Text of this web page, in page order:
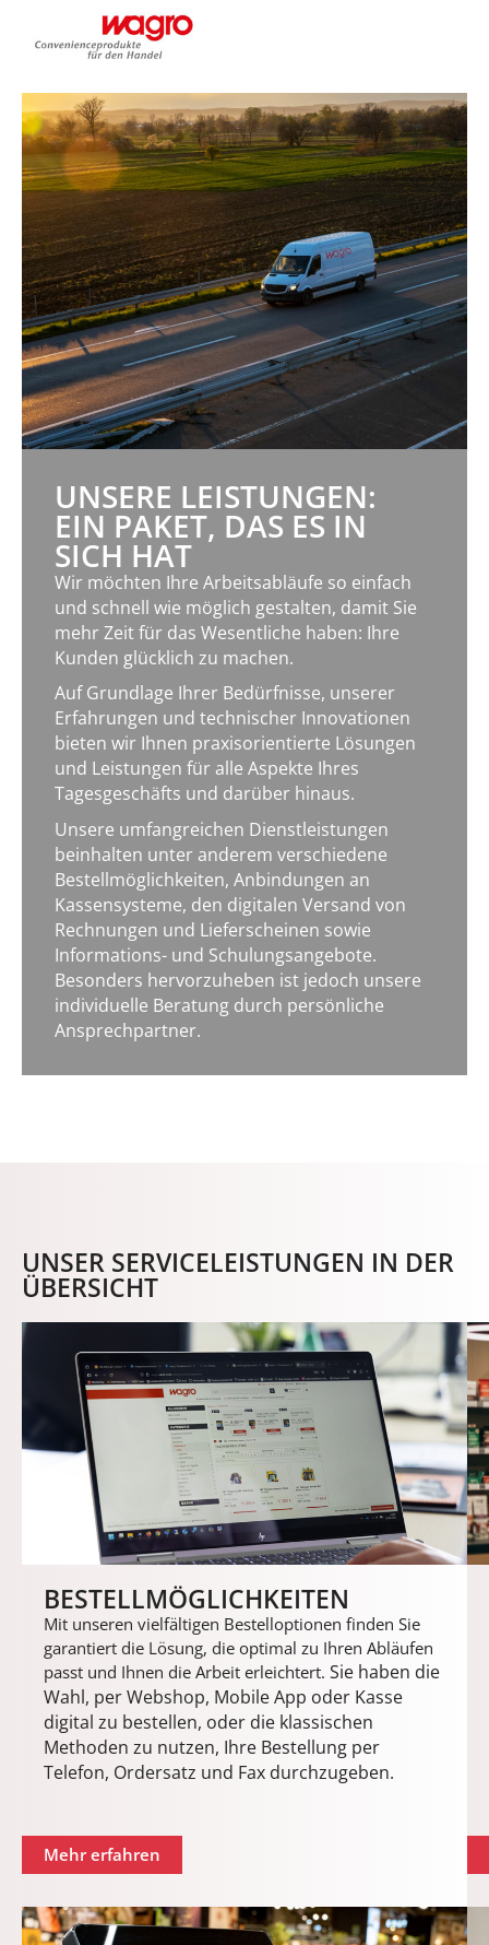
UNSERE LEISTUNGEN:
EIN PAKET, DAS ES IN
SICH HAT
Wir möchten Ihre Arbeitsabläufe so einfach
und schnell wie möglich gestalten, damit Sie
mehr Zeit für das Wesentliche haben: Ihre
Kunden glücklich zu machen.
Auf Grundlage Ihrer Bedürfnisse, unserer
Erfahrungen und technischer Innovationen
bieten wir Ihnen praxisorientierte Lösungen
und Leistungen für alle Aspekte Ihres
Tagesgeschäfts und darüber hinaus.
Unsere umfangreichen Dienstleistungen
beinhalten unter anderem verschiedene
Bestellmöglichkeiten, Anbindungen an
Kassensysteme, den digitalen Versand von
Rechnungen und Lieferscheinen sowie
Informations- und Schulungsangebote.
Besonders hervorzuheben ist jedoch unsere
individuelle Beratung durch persönliche
Ansprechpartner.
UNSER SERVICELEISTUNGEN IN DER
ÜBERSICHT
BESTELL­MÖGLICHKEITEN
Mit unseren vielfältigen Bestelloptionen finden Sie
garantiert die Lösung, die optimal zu Ihren Abläufen
passt und Ihnen die Arbeit erleichtert. Sie haben die
Wahl, per Webshop, Mobile App oder Kasse
digital zu bestellen, oder die klassischen
Methoden zu nutzen, Ihre Bestellung per
Telefon, Ordersatz und Fax durchzugeben.
Mehr erfahren